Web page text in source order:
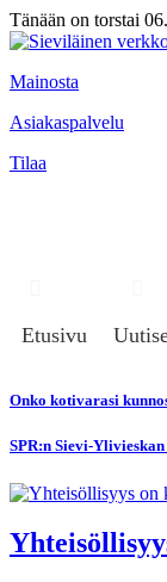
Tänään on torstai
Mainosta
Asiakaspalvelu
Tilaa
Etusivu
Onko kotivarasi
SPR:n Sievi-